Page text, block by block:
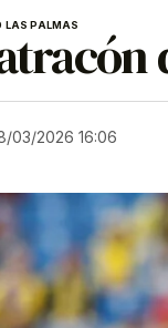
LAS PALMAS
03/2026 16:06